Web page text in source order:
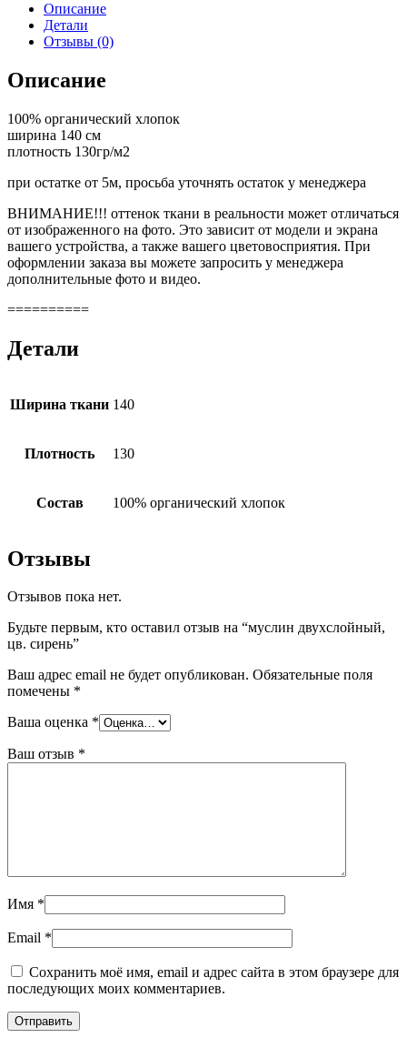
Описание
Детали
Отзывы (0)
Описание
100% органический хлопок
ширина 140 см
плотность 130гр/м2
при остатке от 5м, просьба уточнять остаток у менеджера
ВНИМАНИЕ!!! оттенок ткани в реальности может отличаться
от изображенного на фото. Это зависит от модели и экрана
вашего устройства, а также вашего цветовосприятия. При
оформлении заказа вы можете запросить у менеджера
дополнительные фото и видео.
==========
Детали
Ширина ткани 140
Плотность 130
Состав 100% органический хлопок
Отзывы
Отзывов пока нет.
Будьте первым, кто оставил отзыв на “муслин двухслойный,
цв. сирень”
Ваш адрес email не будет опубликован. Обязательные поля
помечены *
Ваша оценка *
Ваш отзыв *
Имя *
Email *
Сохранить моё имя, email и адрес сайта в этом браузере для
последующих моих комментариев.